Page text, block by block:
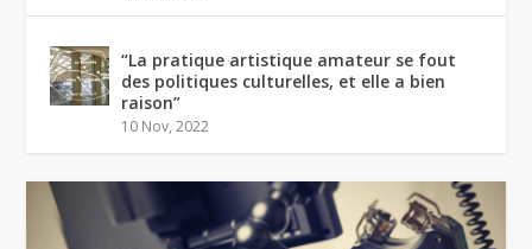
“La pratique artistique amateur se fout
des politiques culturelles, et elle a bien
raison”
10 Nov, 2022